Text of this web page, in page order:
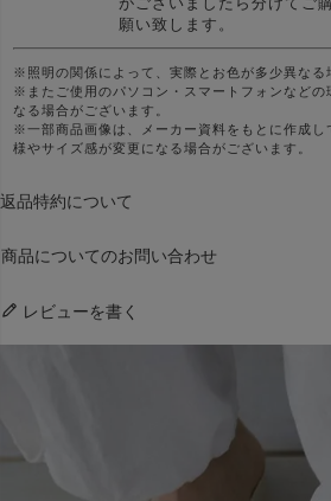
がございましたら分けてご
願い致します。
※照明の関係によって、実際とお色が多少異なる
※またご使用のパソコン・スマートフォンなどの
なる場合がございます。
※一部商品画像は、メーカー資料をもとに作成し
様やサイズ感が変更になる場合がございます。
返品特約について
商品についてのお問い合わせ
レビューを書く